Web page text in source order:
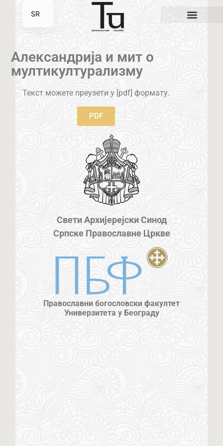
Александрија и мит о
мултикултурализму
Текст можете преузети у [pdf] формату.
PDF
Свети Архијерејски Синод
Српске Православне Цркве
Православни богословски факултет
Универзитета у Београду
SR
EN